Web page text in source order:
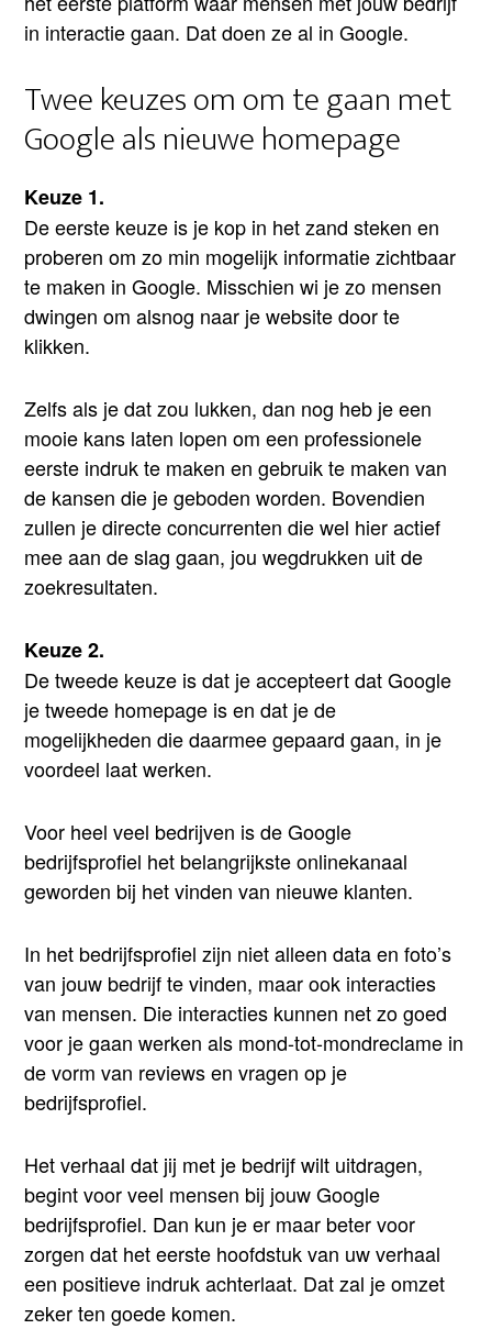
in interactie gaan. Dat doen ze al in Google.
Twee keuzes om om te gaan met
Google als nieuwe homepage
Keuze 1.
De eerste keuze is je kop in het zand steken en
proberen om zo min mogelijk informatie zichtbaar
te maken in Google. Misschien wi je zo mensen
dwingen om alsnog naar je website door te
klikken.
Zelfs als je dat zou lukken, dan nog heb je een
mooie kans laten lopen om een professionele
eerste indruk te maken en gebruik te maken van
de kansen die je geboden worden. Bovendien
zullen je directe concurrenten die wel hier actief
mee aan de slag gaan, jou wegdrukken uit de
zoekresultaten.
Keuze 2.
De tweede keuze is dat je accepteert dat Google
je tweede homepage is en dat je de
mogelijkheden die daarmee gepaard gaan, in je
voordeel laat werken.
Voor heel veel bedrijven is de Google
bedrijfsprofiel het belangrijkste onlinekanaal
geworden bij het vinden van nieuwe klanten.
In het bedrijfsprofiel zijn niet alleen data en foto’s
van jouw bedrijf te vinden, maar ook interacties
van mensen. Die interacties kunnen net zo goed
voor je gaan werken als mond-tot-mondreclame in
de vorm van reviews en vragen op je
bedrijfsprofiel.
Het verhaal dat jij met je bedrijf wilt uitdragen,
begint voor veel mensen bij jouw Google
bedrijfsprofiel. Dan kun je er maar beter voor
zorgen dat het eerste hoofdstuk van uw verhaal
een positieve indruk achterlaat. Dat zal je omzet
zeker ten goede komen.